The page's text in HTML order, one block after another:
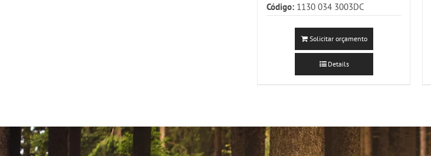
Código: 1130 034 3003DC
Solicitar orçamento
Details